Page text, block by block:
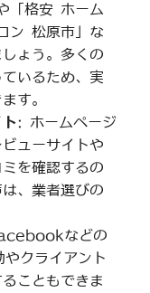
「格安 ホーム
ン 松原市」な
ょう。多くの
いるため、実
す。
: ホームページ
ューサイトや
を確認するの
、業者選びの
などの
クライアント
こともできま